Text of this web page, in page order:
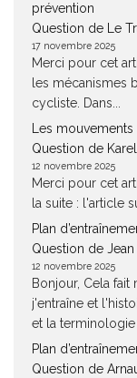
prévention
Question de Le
17 novembre 2025
Merci pour cet
les mécanismes
cycliste. Dans...
Les
Question de
12 novembre 2025
Merci pour cet
la suite : l'article
Plan
Question de
12 novembre 2025
Bonjour, Cela
j'entraîne et
et la terminologie
Plan
Question de